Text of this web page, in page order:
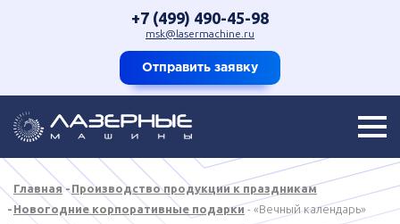
Отправить заявку
msk@lasermachine.ru
+7 (499) 490-45-98
Главная
Производство продукции к праздникам
Новогодние корпоративные подарки
«Вечный календарь»